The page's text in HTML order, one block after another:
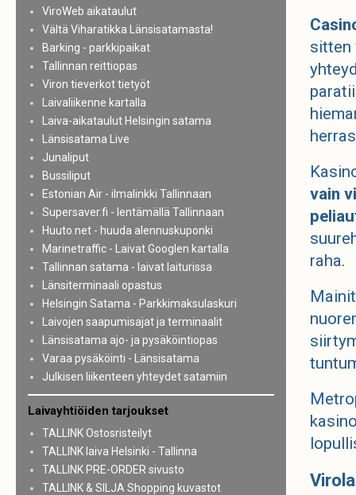
sitten
vain
raha.
ViroWeb aikataulut
Vältä Viharatikka Länsisatamasta!
Barking - parkkipaikat
Tallinnan reittiopas
Viron tieverkot tietyöt
Laivaliikenne kartalla
Laiva-aikataulut Helsingin satama
Länsisatama Live
Junaliput
Bussiliput
Estonian Air - ilmalinkki Tallinnaan
Supersaver.fi - lentämällä Tallinnaan
Huuto.net - huuda alennuskuponki
Marinetraffic - Laivat Googlen kartalla
Tallinnan satama - laivat laiturissa
Länsiterminaali opastus
Helsingin Satama - Parkkimaksulaskuri
Laivojen saapumisajat ja terminaalit
Länsisatama ajo- ja pysäköintiopas
Varaa pysäköinti - Länsisatama
Julkisen liikenteen yhteydet satamiin
Laivayhtiöiden tarjoukset
TALLINK Ostosristeilyt
TALLINK laiva Helsinki - Tallinna
TALLINK PRE-ORDER sivusto
TALLINK & SILJA Shopping kuvastot